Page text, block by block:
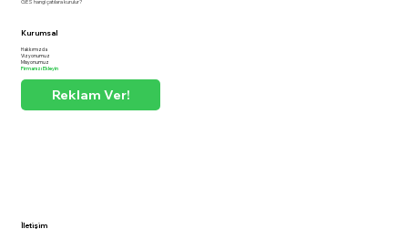
Kurumsal
Hakkımızda
Vizyonumuz
Misyonumuz
Firmanızı Ekleyin
Reklam Ver!
İletişim